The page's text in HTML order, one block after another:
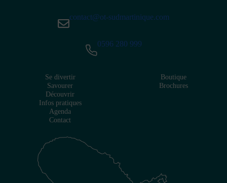
contact@ot-sudmartinique.com
0596 280 999
Se divertir
Savourer
Découvrir
Infos pratiques
Agenda
Contact
Boutique
Brochures